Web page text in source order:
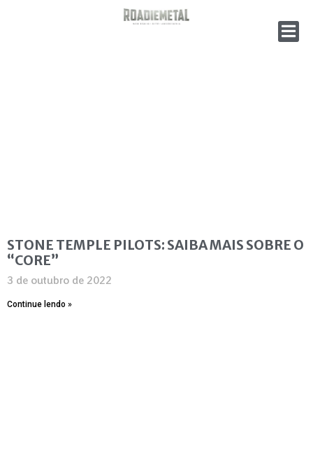
STONE TEMPLE PILOTS: SAIBA MAIS SOBRE O
“CORE”
3 de outubro de 2022
Continue lendo »